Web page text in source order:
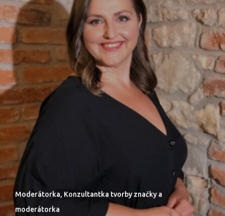
Moderátorka, Konzultantka tvorby značky a
moderátorka